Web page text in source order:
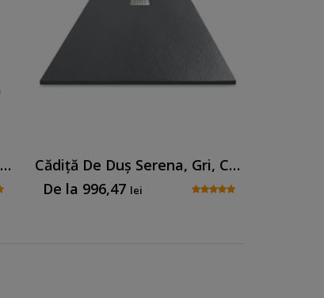
Cădiță De Duș Senia, Gri, Cu Sifon Inclus
Cădiță De Duș Serena, Gri, Cu Sifon Inclus
De la 996,47 lei
foarte diferită de modelul Serena și